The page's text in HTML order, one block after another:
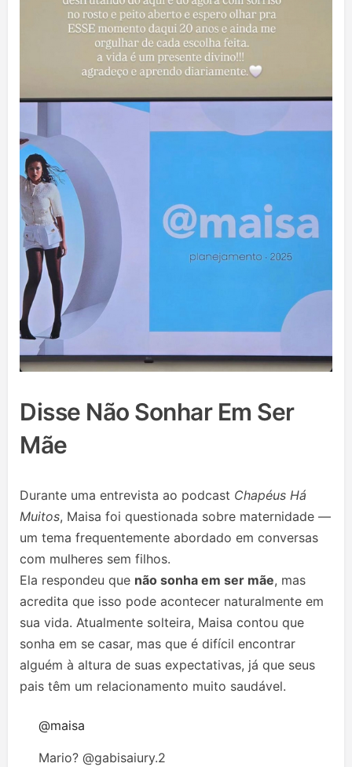
Disse Não Sonhar Em Ser
Mãe
Durante uma entrevista ao podcast Chapéus Há
Muitos, Maisa foi questionada sobre maternidade —
um tema frequentemente abordado em conversas
com mulheres sem filhos.
Ela respondeu que não sonha em ser mãe, mas
acredita que isso pode acontecer naturalmente em
sua vida. Atualmente solteira, Maisa contou que
sonha em se casar, mas que é difícil encontrar
alguém à altura de suas expectativas, já que seus
pais têm um relacionamento muito saudável.
@maisa
Mario? @gabisaiury.2